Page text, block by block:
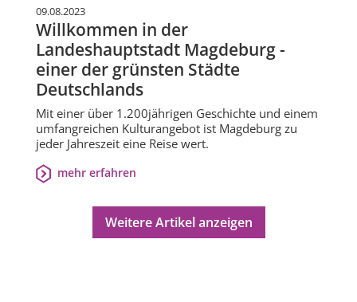
09.08.2023
Willkommen in der
Landeshauptstadt Magdeburg -
einer der grünsten Städte
Deutschlands
Mit einer über 1.200jährigen Geschichte und einem
umfangreichen Kulturangebot ist Magdeburg zu
jeder Jahreszeit eine Reise wert.
mehr erfahren
Weitere Artikel anzeigen